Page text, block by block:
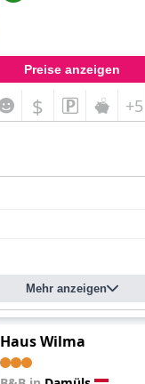
Preise anzeigen
$ +5
Mehr anzeigen
Haus Wilma